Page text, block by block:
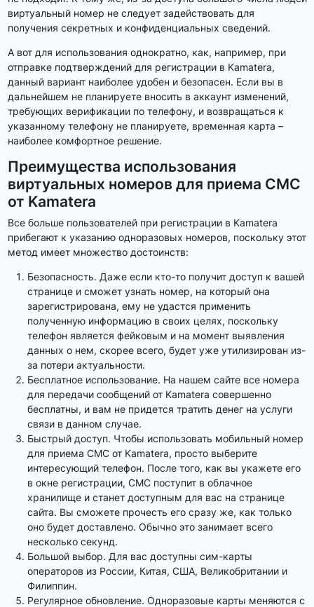
виртуальный номер не следует задействовать для
получения секретных и конфиденциальных сведений.
А вот для использования однократно, как, например, при
отправке подтверждений для регистрации в Kamatera,
данный вариант наиболее удобен и безопасен. Если вы в
дальнейшем не планируете вносить в аккаунт изменений,
требующих верификации по телефону, и возвращаться к
указанному телефону не планируете, временная карта –
наиболее комфортное решение.
Преимущества использования
виртуальных номеров для приема СМС
от Kamatera
Все больше пользователей при регистрации в Kamatera
прибегают к указанию одноразовых номеров, поскольку этот
метод имеет множество достоинств:
Безопасность. Даже если кто-то получит доступ к вашей
странице и сможет узнать номер, на который она
зарегистрирована, ему не удастся применить
полученную информацию в своих целях, поскольку
телефон является фейковым и на момент выявления
данных о нем, скорее всего, будет уже утилизирован из-
за потери актуальности.
Бесплатное использование. На нашем сайте все номера
для передачи сообщений от Kamatera совершенно
бесплатны, и вам не придется тратить денег на услуги
связи в данном случае.
Быстрый доступ. Чтобы использовать мобильный номер
для приема СМС от Kamatera, просто выберите
интересующий телефон. После того, как вы укажете его
в окне регистрации, СМС поступит в облачное
хранилище и станет доступным для вас на странице
сайта. Вы сможете прочесть его сразу же, как только
оно будет доставлено. Обычно это занимает всего
несколько секунд.
Большой выбор. Для вас доступны сим-карты
операторов из России, Китая, США, Великобритании и
Филиппин.
Регулярное обновление. Одноразовые карты меняются с